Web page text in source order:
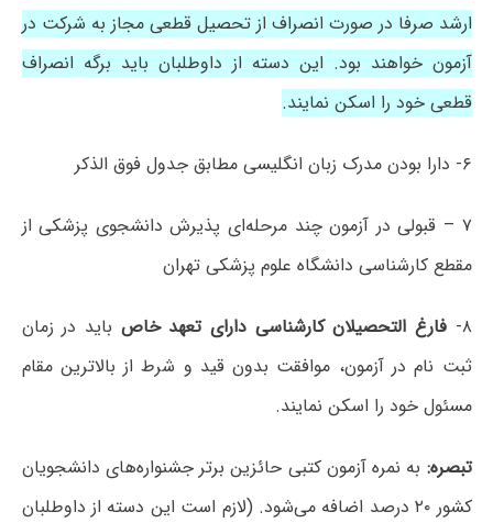
ارشد صرفا در صورت انصراف از تحصیل قطعی مجاز به شرکت در
آزمون خواهند بود. این دسته از داوطلبان باید برگه انصراف
قطعی خود را اسکن نمایند.
۶- دارا بودن مدرک زبان انگلیسی مطابق جدول فوق الذکر
۷ – قبولی در آزمون چند مرحله‌ای پذیرش دانشجوی پزشکی از
مقطع کارشناسی دانشگاه علوم پزشکی تهران
۸- فارغ التحصیلان کارشناسی دارای تعهد خاص باید در زمان
ثبت نام در آزمون، موافقت بدون قید و شرط از بالاترین مقام
مسئول خود را اسکن نمایند.
تبصره: به نمره آزمون کتبی حائزین برتر جشنواره‌های دانشجویان
کشور ۲۰ درصد اضافه می‌شود. (لازم است این دسته از داوطلبان